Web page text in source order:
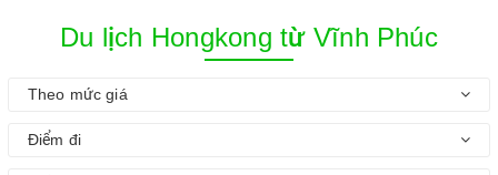
Du lịch Hongkong từ Vĩnh Phúc
Theo mức giá
Điểm đi